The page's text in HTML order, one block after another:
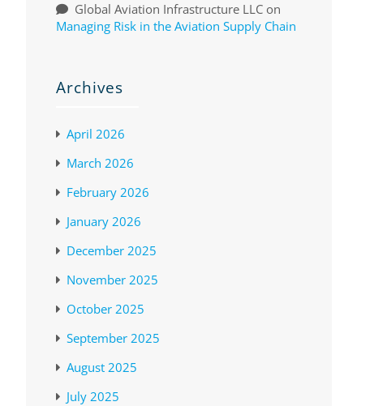
Global Aviation Infrastructure LLCon
Managing Risk in the Aviation Supply Chain
Archives
April 2026
March 2026
February 2026
January 2026
December 2025
November 2025
October 2025
September 2025
August 2025
July 2025